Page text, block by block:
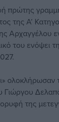
πρώτης
της Α’
Αρχαγγέλου
του ενόψει
Γιώργου
της